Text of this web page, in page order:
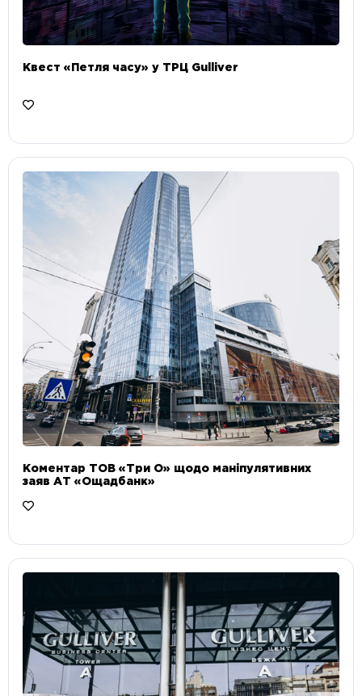
Квест «Петля часу» у ТРЦ Gulliver
Коментар ТОВ «Три О» щодо маніпулятивних
заяв АТ «Ощадбанк»